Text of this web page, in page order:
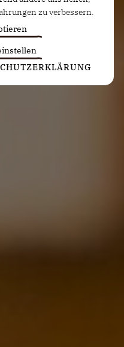
zu verbessern.
Statistiken. Diese